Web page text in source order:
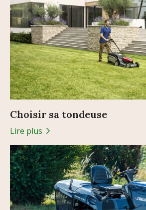
Choisir sa tondeuse
Lire plus